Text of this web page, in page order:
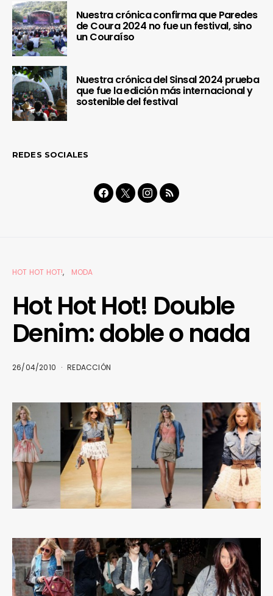
Nuestra crónica confirma que Paredes
de Coura 2024 no fue un festival, sino
un Couraíso
Nuestra crónica del Sinsal 2024 prueba
que fue la edición más internacional y
sostenible del festival
REDES SOCIALES
HOT HOT HOT! MODA
Hot Hot Hot! Double
Denim: doble o nada
26/04/2010 REDACCIÓN